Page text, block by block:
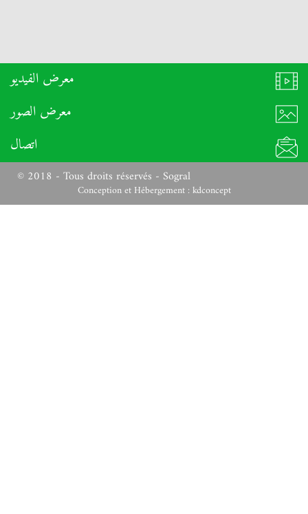
معرض الفيديو
معرض الصور
اتصال
© 2018 - Tous droits réservés - Sogral
Conception et Hébergement : kdconcept